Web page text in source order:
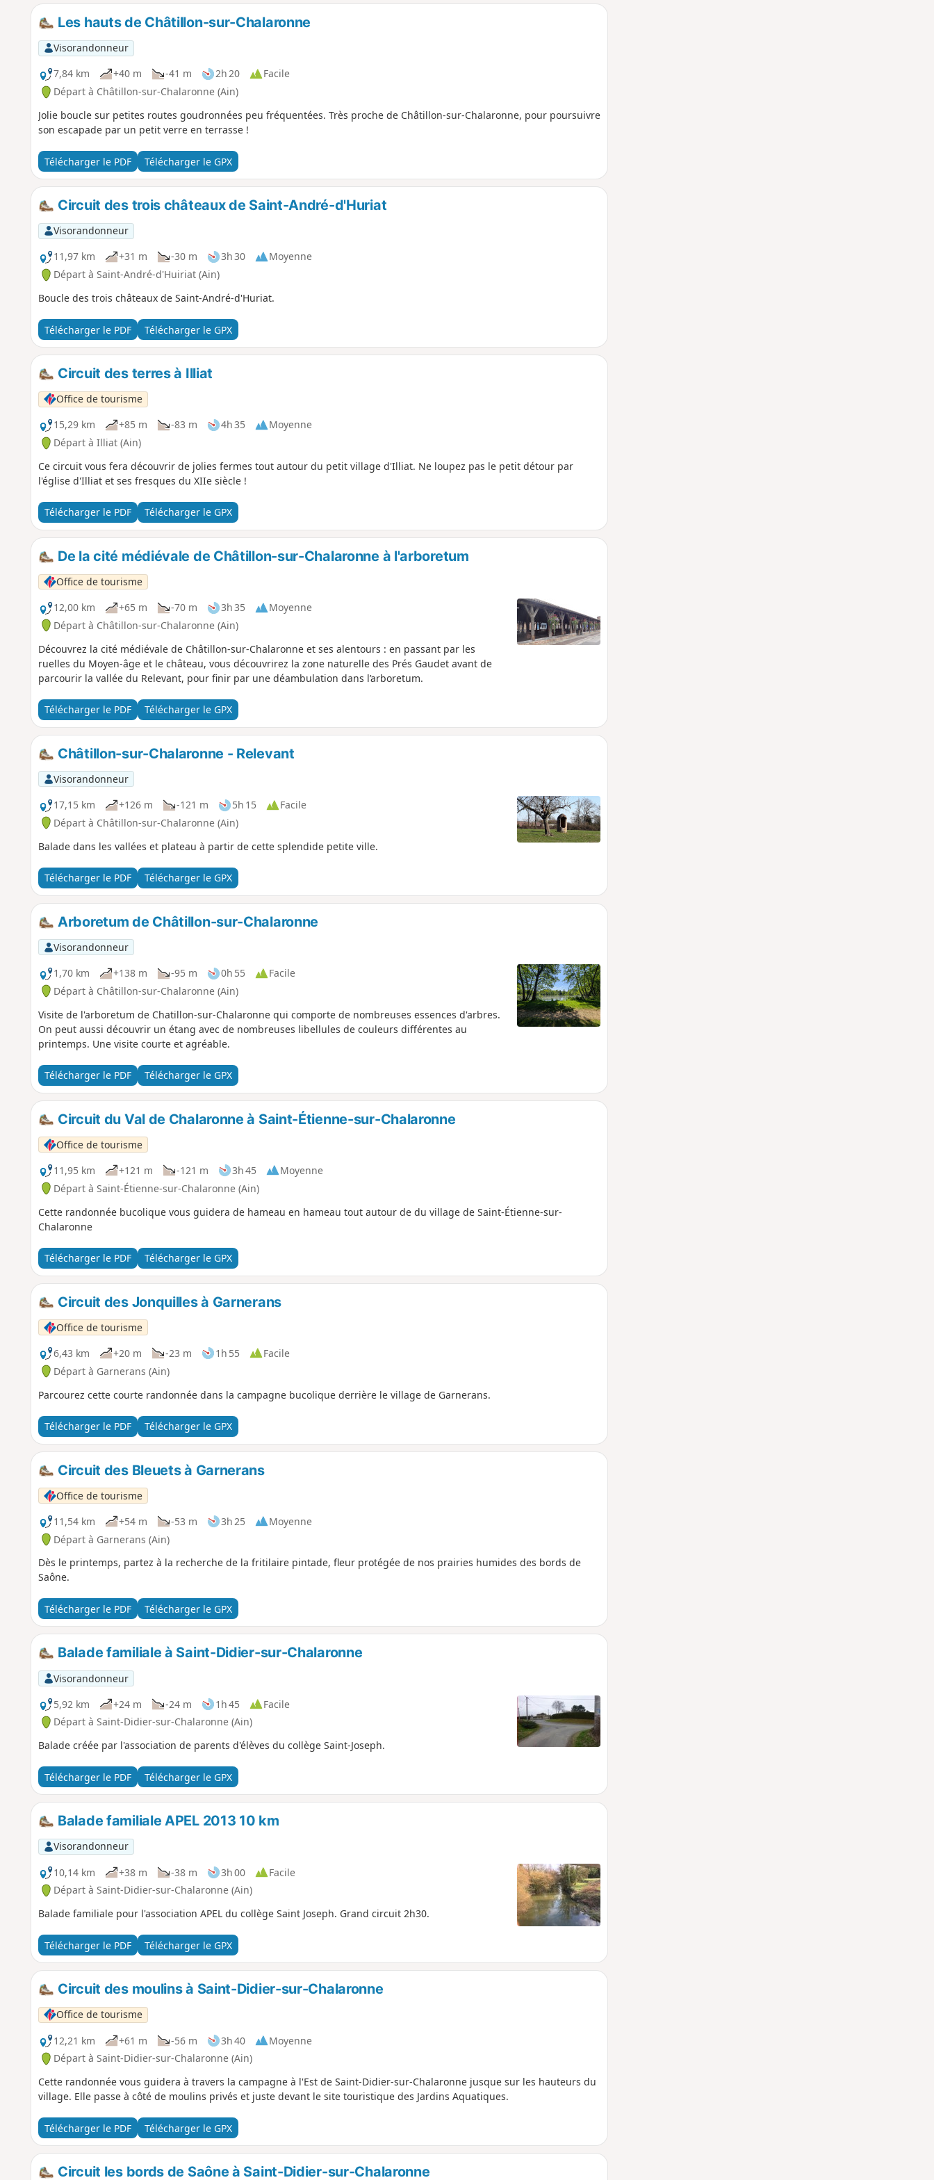
Les hauts de Châtillon-sur-Chalaronne
Visorandonneur
7,84 km
+40 m -41 m 2h 20
Facile
Départ à Châtillon-sur-Chalaronne (Ain)
Jolie boucle sur petites routes goudronnées peu fréquentées. Très proche de Châtillon-sur-Chalaronne, pour poursuivre
son escapade par un petit verre en terrasse !
Télécharger le PDF Télécharger le GPX
Circuit des trois châteaux de Saint-André-d'Huriat
Visorandonneur
11,97 km
+31 m -30 m 3h 30
Moyenne
Départ à Saint-André-d'Huiriat (Ain)
Boucle des trois châteaux de Saint-André-d'Huriat.
Télécharger le PDF Télécharger le GPX
Circuit des terres à Illiat
Office de tourisme
15,29 km
+85 m -83 m 4h 35
Moyenne
Départ à Illiat (Ain)
Ce circuit vous fera découvrir de jolies fermes tout autour du petit village d'Illiat. Ne loupez pas le petit détour par
l'église d'Illiat et ses fresques du XIIe siècle !
Télécharger le PDF Télécharger le GPX
De la cité médiévale de Châtillon-sur-Chalaronne à l'arboretum
Office de tourisme
12,00 km
+65 m -70 m 3h 35
Moyenne
Départ à Châtillon-sur-Chalaronne (Ain)
Découvrez la cité médiévale de Châtillon-sur-Chalaronne et ses alentours : en passant par les
ruelles du Moyen-âge et le château, vous découvrirez la zone naturelle des Prés Gaudet avant de
parcourir la vallée du Relevant, pour finir par une déambulation dans l’arboretum.
Télécharger le PDF Télécharger le GPX
Châtillon-sur-Chalaronne - Relevant
Visorandonneur
17,15 km
+126 m -121 m 5h 15
Facile
Départ à Châtillon-sur-Chalaronne (Ain)
Balade dans les vallées et plateau à partir de cette splendide petite ville.
Télécharger le PDF Télécharger le GPX
Arboretum de Châtillon-sur-Chalaronne
Visorandonneur
1,70 km
+138 m -95 m 0h 55
Facile
Départ à Châtillon-sur-Chalaronne (Ain)
Visite de l'arboretum de Chatillon-sur-Chalaronne qui comporte de nombreuses essences d'arbres.
On peut aussi découvrir un étang avec de nombreuses libellules de couleurs différentes au
printemps. Une visite courte et agréable.
Télécharger le PDF Télécharger le GPX
Circuit du Val de Chalaronne à Saint-Étienne-sur-Chalaronne
Office de tourisme
11,95 km
+121 m -121 m 3h 45
Moyenne
Départ à Saint-Étienne-sur-Chalaronne (Ain)
Cette randonnée bucolique vous guidera de hameau en hameau tout autour de du village de Saint-Étienne-sur-
Chalaronne
Télécharger le PDF Télécharger le GPX
Circuit des Jonquilles à Garnerans
Office de tourisme
6,43 km
+20 m -23 m 1h 55
Facile
Départ à Garnerans (Ain)
Parcourez cette courte randonnée dans la campagne bucolique derrière le village de Garnerans.
Télécharger le PDF Télécharger le GPX
Circuit des Bleuets à Garnerans
Office de tourisme
11,54 km
+54 m -53 m 3h 25
Moyenne
Départ à Garnerans (Ain)
Dès le printemps, partez à la recherche de la fritilaire pintade, fleur protégée de nos prairies humides des bords de
Saône.
Télécharger le PDF Télécharger le GPX
Balade familiale à Saint-Didier-sur-Chalaronne
Visorandonneur
5,92 km
+24 m -24 m 1h 45
Facile
Départ à Saint-Didier-sur-Chalaronne (Ain)
Balade créée par l'association de parents d'élèves du collège Saint-Joseph.
Télécharger le PDF Télécharger le GPX
Balade familiale APEL 2013 10 km
Visorandonneur
10,14 km
+38 m -38 m 3h 00
Facile
Départ à Saint-Didier-sur-Chalaronne (Ain)
Balade familiale pour l'association APEL du collège Saint Joseph. Grand circuit 2h30.
Télécharger le PDF Télécharger le GPX
Circuit des moulins à Saint-Didier-sur-Chalaronne
Office de tourisme
12,21 km
+61 m -56 m 3h 40
Moyenne
Départ à Saint-Didier-sur-Chalaronne (Ain)
Cette randonnée vous guidera à travers la campagne à l'Est de Saint-Didier-sur-Chalaronne jusque sur les hauteurs du
village. Elle passe à côté de moulins privés et juste devant le site touristique des Jardins Aquatiques.
Télécharger le PDF Télécharger le GPX
Circuit les bords de Saône à Saint-Didier-sur-Chalaronne